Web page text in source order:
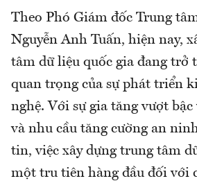
Theo Phó Giám đốc Trung
Nguyễn Anh Tuấn, hiện nay,
tâm dữ liệu quốc gia đang trở
quan trọng của sự phát triển
nghệ. Với sự gia tăng vượt
và nhu cầu tăng cường an
tin, việc xây dựng trung tâm
một tru tiên hàng đầu đối với